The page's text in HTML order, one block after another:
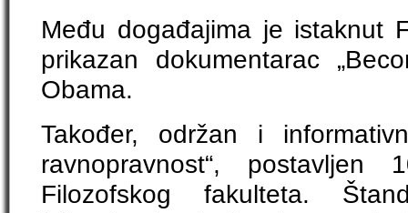
Među događajima je istaknut
prikazan dokumentarac
Obama.
Također, održan i
ravnopravnost“,
Filozofskog fakulteta.